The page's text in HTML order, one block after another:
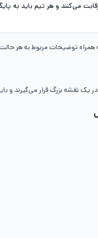
می‌کنند و هر تیم باید به
توضیحات مربوط به هر
یک نقشه بزرگ قرار می‌گیرند و